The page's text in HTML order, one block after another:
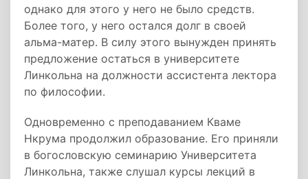
однако для этого у него не было средств.
Более того, у него остался долг в своей
альма-матер. В силу этого вынужден принять
предложение остаться в университете
Линкольна на должности ассистента лектора
по философии.
Одновременно с преподаванием Кваме
Нкрума продолжил образование. Его приняли
в богословскую семинарию Университета
Линкольна, также слушал курсы лекций в